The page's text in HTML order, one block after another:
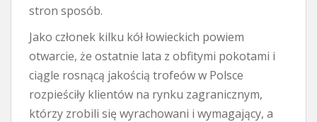
stron sposób.
Jako członek kilku kół łowieckich powiem
otwarcie, że ostatnie lata z obfitymi pokotami i
ciągle rosnącą jakością trofeów w Polsce
rozpieściły klientów na rynku zagranicznym,
którzy zrobili się wyrachowani i wymagający, a